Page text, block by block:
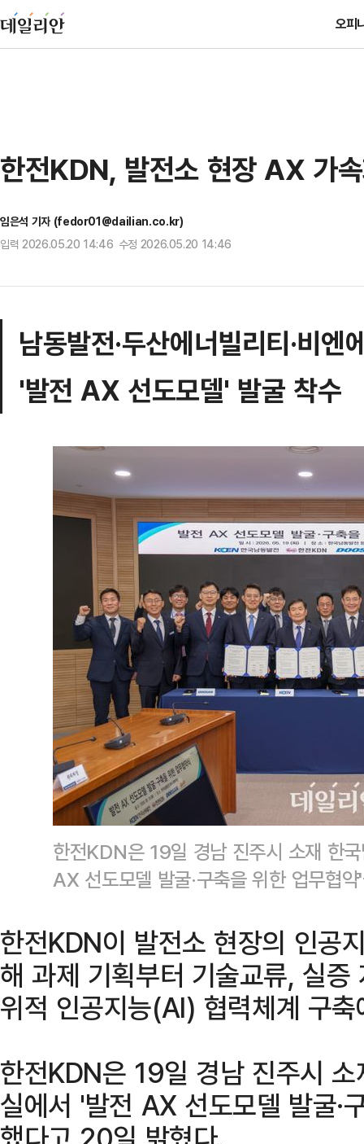
오피
한전KDN, 발전소 현장 AX 가
임은석 기자 (fedor01@dailian.co.kr)
입력 2026.05.20 14:46 수정 2026.05.20 14:46
남동발전·두산에너빌리티·비
'발전 AX 선도모델' 발굴 착수
한전KDN은 19일 경남 진주시 소재 한
AX 선도모델 발굴·구축을 위한 업무협
한전KDN이 발전소 현장의 인공
해 과제 기획부터 기술교류, 실
위적 인공지능(AI) 협력체계 구
한전KDN은 19일 경남 진주시
실에서 '발전 AX 선도모델 발굴·